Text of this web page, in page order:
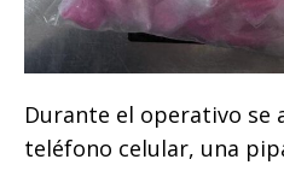
Durante el operativo se
teléfono celular, una